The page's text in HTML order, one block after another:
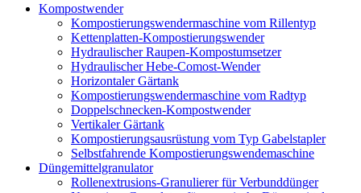
Kompostwender
Kompostierungswendermaschine vom Rillentyp
Kettenplatten-Kompostierungswender
Hydraulischer Raupen-Kompostumsetzer
Hydraulischer Hebe-Comost-Wender
Horizontaler Gärtank
Kompostierungswendermaschine vom Radtyp
Doppelschnecken-Kompostwender
Vertikaler Gärtank
Kompostierungsausrüstung vom Typ Gabelstapler
Selbstfahrende Kompostierungswendemaschine
Düngemittelgranulator
Rollenextrusions-Granulierer für Verbunddünger